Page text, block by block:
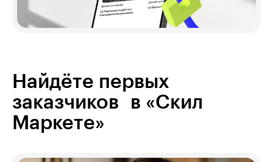
Найдёте первых
заказчиков в «Скил
Маркете»